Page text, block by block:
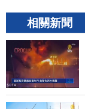
相關新聞